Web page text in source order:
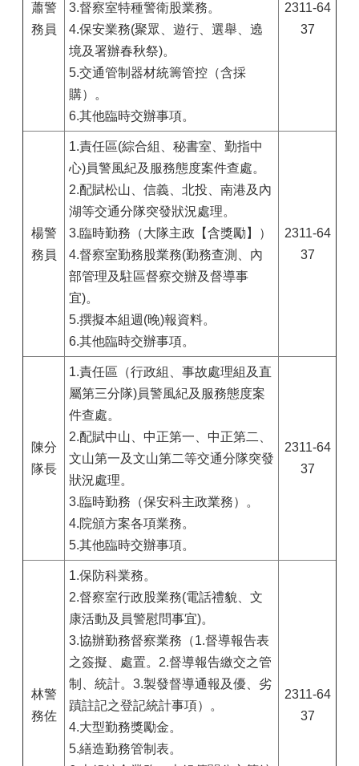
蕭警
務員
3.督察室特種警衛股業務。
4.保安業務(聚眾、遊行、選舉、遶
境及署辦春秋祭)。
5.交通管制器材統籌管控（含採
購）。
6.其他臨時交辦事項。
2311-64
37
楊警
務員
1.責任區(綜合組、秘書室、勤指中
心)員警風紀及服務態度案件查處。
2.配賦松山、信義、北投、南港及內
湖等交通分隊突發狀況處理。
3.臨時勤務（大隊主政【含獎勵】）
4.督察室勤務股業務(勤務查測、內
部管理及駐區督察交辦及督導事
宜)。
5.撰擬本組週(晚)報資料。
6.其他臨時交辦事項。
2311-64
37
陳分
隊長
1.責任區（行政組、事故處理組及直
屬第三分隊)員警風紀及服務態度案
件查處。
2.配賦中山、中正第一、中正第二、
文山第一及文山第二等交通分隊突發
狀況處理。
3.臨時勤務（保安科主政業務）。
4.院頒方案各項業務。
5.其他臨時交辦事項。
2311-64
37
林警
務佐
1.保防科業務。
2.督察室行政股業務(電話禮貌、文
康活動及員警慰問事宜)。
3.協辦勤務督察業務（1.督導報告表
之簽擬、處置。2.督導報告繳交之管
制、統計。3.製發督導通報及優、劣
蹟註記之登記統計事項）。
4.大型勤務獎勵金。
5.繕造勤務管制表。
2311-64
37